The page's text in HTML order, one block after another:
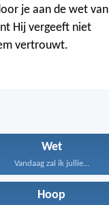
je aan de wet van
Hij vergeeft niet
vertrouwt.
Wet
Vandaag zal ik jullie...
Hoop